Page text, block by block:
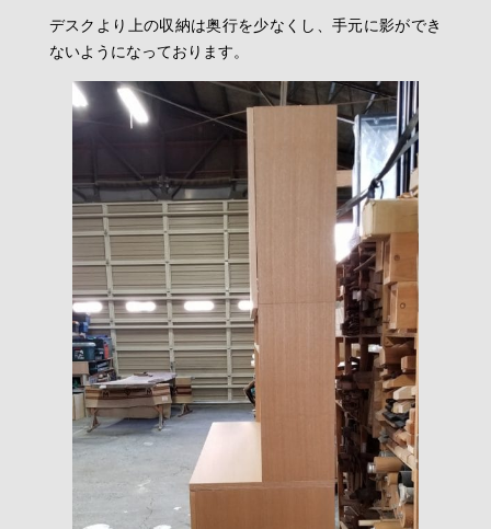
デスクより上の収納は奥行を少なくし、手元に影ができ
ないようになっております。